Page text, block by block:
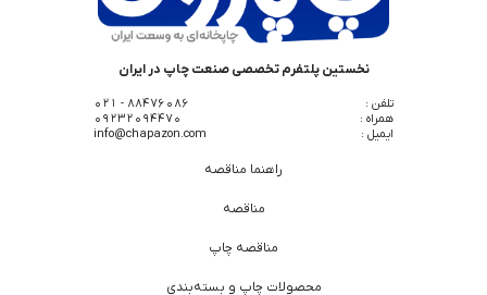
نخستین پلتفرم تخصصی صنعت چاپ در ایران
تلفن :
88476086 - 021
همراه :
09232094470
ایمیل :
info@chapazon.com
راهنما مناقصه
مناقصه
مناقصه چاپ
محصولات چاپ و بسته‌بندی